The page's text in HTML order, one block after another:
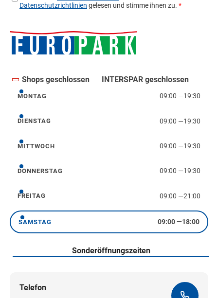
Shops geschlossen INTERSPAR geschlossen
Montag
MONTAG 09:00 —19:30
Dienstag
DIENSTAG 09:00 —19:30
Mittwoch
MITTWOCH 09:00 —19:30
Donnerstag
DONNERSTAG 09:00 —19:30
Freitag
FREITAG 09:00 —21:00
Samstag
SAMSTAG 09:00—18:00
Sonderöffnungszeiten
Telefon